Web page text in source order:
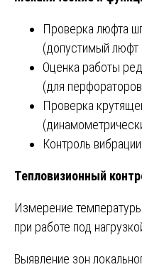
Проверка люфта
(допустимый
Оценка работы
(для
Проверка
Контроль
Тепловизионный
Измерение
при работе под
Выявление зон